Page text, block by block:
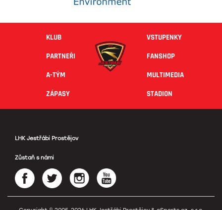
KLUB
PARTNEŘI
A-TÝM
ZÁPASY
VSTUPENKY
FANSHOP
MULTIMEDIA
STADION
LHK Jestřábi Prostějov
Zůstaň s námi